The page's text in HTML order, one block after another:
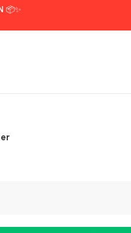
📦✨